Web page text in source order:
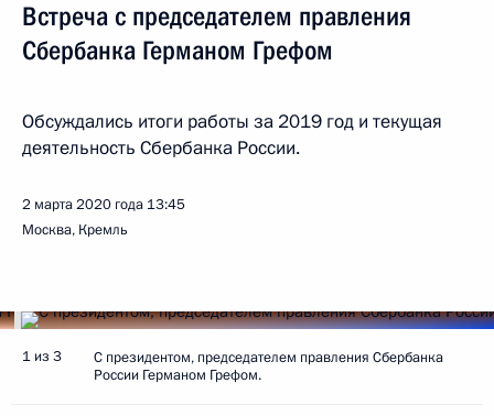
Встреча с председателем правления
Сбербанка Германом Грефом
Обсуждались итоги работы за 2019 год и текущая
деятельность Сбербанка России.
2 марта 2020 года 13:45
Москва, Кремль
1 из 3
С президентом, председателем правления Сбербанка
России Германом Грефом.